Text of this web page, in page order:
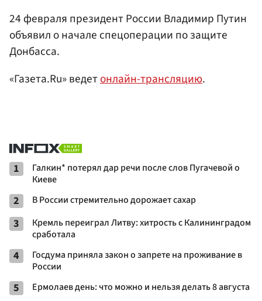
24 февраля президент России Владимир Путин
объявил о начале спецоперации по защите
Донбасса.
«Газета.Ru» ведетонлайн-трансляцию.
1
Галкин* потерял дар речи после слов Пугачевой о
Киеве
2 В России стремительно дорожает сахар
3
Кремль переиграл Литву: хитрость с Калининградом
сработала
4
Госдума приняла закон о запрете на проживание в
России
5 Ермолаев день: что можно и нельзя делать 8 августа